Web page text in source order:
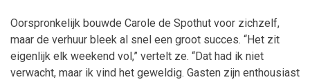
Oorspronkelijk bouwde Carole de Spothut voor zichzelf,
maar de verhuur bleek al snel een groot succes. “Het zit
eigenlijk elk weekend vol,” vertelt ze. “Dat had ik niet
verwacht, maar ik vind het geweldig. Gasten zijn enthousiast